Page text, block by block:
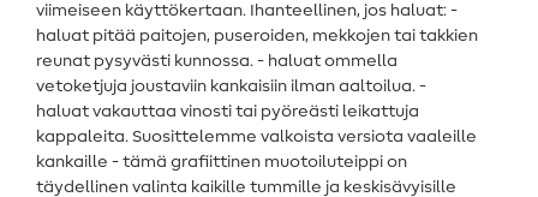
viimeiseen käyttökertaan. Ihanteellinen, jos haluat: -
haluat pitää paitojen, puseroiden, mekkojen tai takkien
reunat pysyvästi kunnossa. - haluat ommella
vetoketjuja joustaviin kankaisiin ilman aaltoilua. -
haluat vakauttaa vinosti tai pyöreästi leikattuja
kappaleita. Suosittelemme valkoista versiota vaaleille
kankaille - tämä grafiittinen muotoiluteippi on
täydellinen valinta kaikille tummille ja keskisävyisille